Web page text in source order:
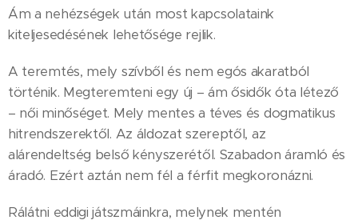
Ám a nehézségek után most kapcsolataink
kiteljesedésének lehetősége rejlik.
A teremtés, mely szívből és nem egós akaratból
történik. Megteremteni egy új – ám ősidők óta létező
– női minőséget. Mely mentes a téves és dogmatikus
hitrendszerektől. Az áldozat szereptől, az
alárendeltség belső kényszerétől. Szabadon áramló és
áradó. Ezért aztán nem fél a férfit megkoronázni.
Rálátni eddigi játszmáinkra, melynek mentén